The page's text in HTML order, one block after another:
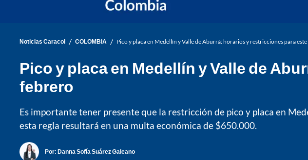
Noticias Caracol / COLOMBIA / Pico y placa en Medellín y Valle de Aburrá: horarios y restricciones para
Pico y placa en Medellín y Valle de
febrero
Es importante tener presente que la restricción de pico y placa en
esta regla resultará en una multa económica de $650.000.
Por: Danna Sofía Suárez Galeano